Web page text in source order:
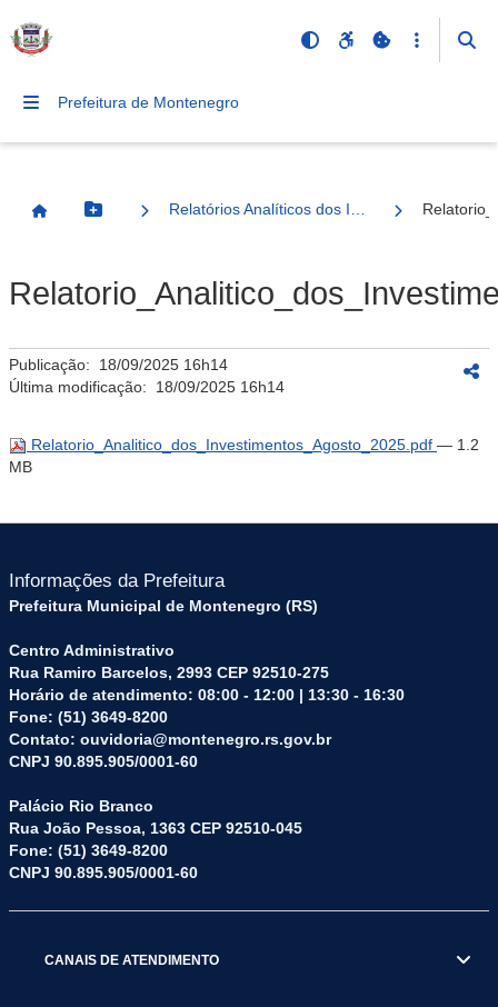
Prefeitura de Montenegro
Página InicialBotão Menu
Publicação: 18/09/2025 16h14
Última modificação: 18/09/2025 16h14
Relatorio_Analitico_dos_Investimentos_Agosto_2025.pdf — 1.2
MB
Informações da Prefeitura
Prefeitura Municipal de Montenegro (RS)
Centro Administrativo
Rua Ramiro Barcelos, 2993 CEP 92510-275
Horário de atendimento: 08:00 - 12:00 | 13:30 - 16:30
Fone: (51) 3649-8200
Contato: ouvidoria@montenegro.rs.gov.br
CNPJ 90.895.905/0001-60
Palácio Rio Branco
Rua João Pessoa, 1363 CEP 92510-045
Fone: (51) 3649-8200
CNPJ 90.895.905/0001-60
CANAIS DE ATENDIMENTO